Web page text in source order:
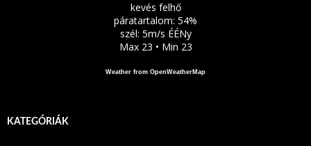
kevés felhő
páratartalom: 54%
szél: 5m/s ÉÉNy
Max 23 • Min 23
Weather from OpenWeatherMap
KATEGÓRIÁK